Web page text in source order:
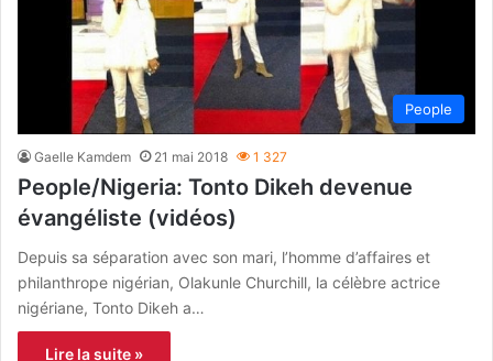
People
Gaelle Kamdem 21 mai 2018 1 327
People/Nigeria: Tonto Dikeh devenue
évangéliste (vidéos)
Depuis sa séparation avec son mari, l’homme d’affaires et
philanthrope nigérian, Olakunle Churchill, la célèbre actrice
nigériane, Tonto Dikeh a…
Lire la suite »